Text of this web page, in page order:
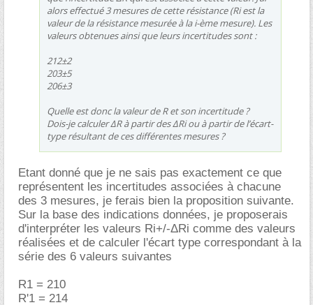
alors effectué 3 mesures de cette résistance (Ri est la
valeur de la résistance mesurée à la i-ème mesure). Les
valeurs obtenues ainsi que leurs incertitudes sont :
212±2
203±5
206±3
Quelle est donc la valeur de R et son incertitude ?
Dois-je calculer ΔR à partir des ΔRi ou à partir de l’écart-
type résultant de ces différentes mesures ?
Etant donné que je ne sais pas exactement ce que
représentent les incertitudes associées à chacune
des 3 mesures, je ferais bien la proposition suivante.
Sur la base des indications données, je proposerais
d'interpréter les valeurs Ri+/-ΔRi comme des valeurs
réalisées et de calculer l'écart type correspondant à la
série des 6 valeurs suivantes
R1 = 210
R'1 = 214